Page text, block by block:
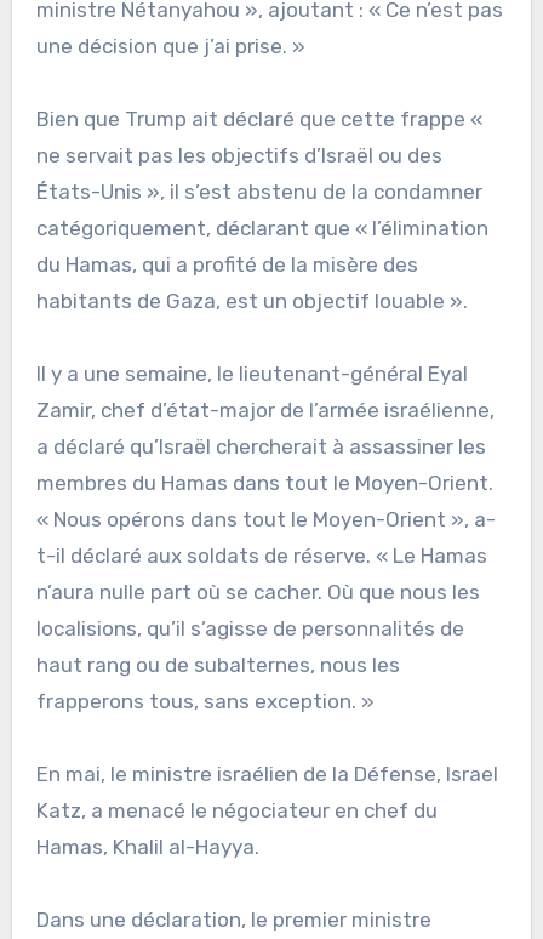
ministre Nétanyahou », ajoutant : « Ce n’est pas
une décision que j’ai prise. »
Bien que Trump ait déclaré que cette frappe «
ne servait pas les objectifs d’Israël ou des
États-Unis », il s’est abstenu de la condamner
catégoriquement, déclarant que « l’élimination
du Hamas, qui a profité de la misère des
habitants de Gaza, est un objectif louable ».
Il y a une semaine, le lieutenant-général Eyal
Zamir, chef d’état-major de l’armée israélienne,
a déclaré qu’Israël chercherait à assassiner les
membres du Hamas dans tout le Moyen-Orient.
« Nous opérons dans tout le Moyen-Orient », a-
t-il déclaré aux soldats de réserve. « Le Hamas
n’aura nulle part où se cacher. Où que nous les
localisions, qu’il s’agisse de personnalités de
haut rang ou de subalternes, nous les
frapperons tous, sans exception. »
En mai, le ministre israélien de la Défense, Israel
Katz, a menacé le négociateur en chef du
Hamas, Khalil al-Hayya.
Dans une déclaration, le premier ministre